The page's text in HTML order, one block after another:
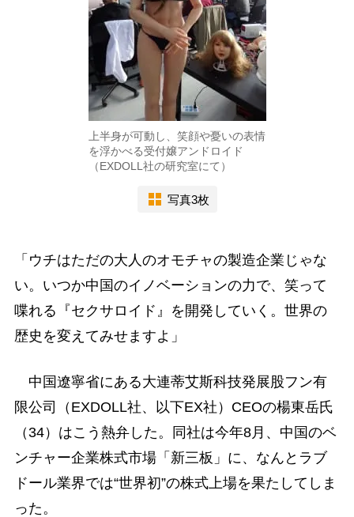
上半身が可動し、笑顔や憂いの表情
を浮かべる受付嬢アンドロイド
（EXDOLL社の研究室にて）
写真3枚
「ウチはただの大人のオモチャの製造企業じゃな
い。いつか中国のイノベーションの力で、笑って
喋れる『セクサロイド』を開発していく。世界の
歴史を変えてみせますよ」
中国遼寧省にある大連蒂艾斯科技発展股フン有
限公司（EXDOLL社、以下EX社）CEOの楊東岳氏
（34）はこう熱弁した。同社は今年8月、中国のベ
ンチャー企業株式市場「新三板」に、なんとラブ
ドール業界では“世界初”の株式上場を果たしてしま
った。